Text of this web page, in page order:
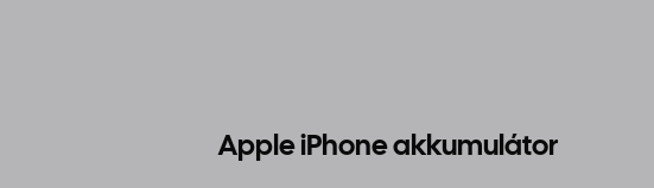
Apple iPhone akkumulátor